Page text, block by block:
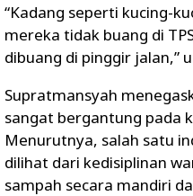
“Kadang seperti kucing-
mereka tidak buang di
dibuang di pinggir jalan,”
Supratmansyah
sangat bergantung pada
Menurutnya, salah satu
dilihat dari kedisiplinan
sampah secara mandiri